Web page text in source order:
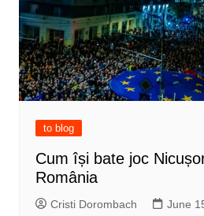
to blog
Cum își bate joc
România
Cristi Dorombach June